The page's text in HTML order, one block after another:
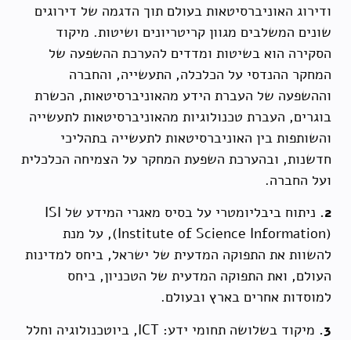
ודירוג האוניברסיטאות בעולם תוך הדגמה של דירוגים
שונים המשלבים מגוון קריטריונים ושיטות. מיקוד
הסקירה הוא בשיטות ומדדים להערכת ההשפעה של
המחקר ההנדסי על הכלכלה, התעשייה, והחברה
וההשפעה של העברת הידע מהאוניברסיטאות, הכשרת
בוגרים, העברת טכנולוגיות מהאוניברסיטאות לתעשייה
והשותפות בין האוניברסיטאות לתעשייה בתהליכי
חדשנות, ובהערכת השפעת המחקר על הצמיחה הכלכלית
ועל החברה.
2.
ניתוח ביבליומטרי על בסיס מאגרי המידע של ISI
(Institute of Science Information), על מנת
להשוות את התפוקה המדעית של ישראל, ביחס למדינות
העולם, ואת התפוקה המדעית של הטכניון, ביחס
למוסדות אחרים בארץ ובעולם.
3.
מיקוד בשלושה תחומי ידע: ICT, ביוטכנולוגיה וחלל